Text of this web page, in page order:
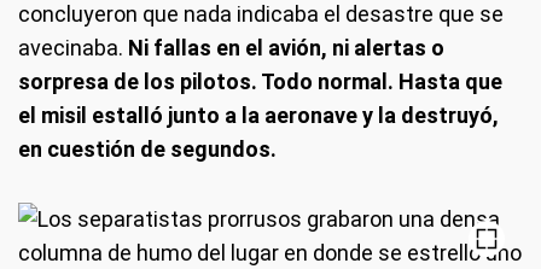
concluyeron que nada indicaba el desastre que se
avecinaba. Ni fallas en el avión, ni alertas o
sorpresa de los pilotos. Todo normal. Hasta que
el misil estalló junto a la aeronave y la destruyó,
en cuestión de segundos.